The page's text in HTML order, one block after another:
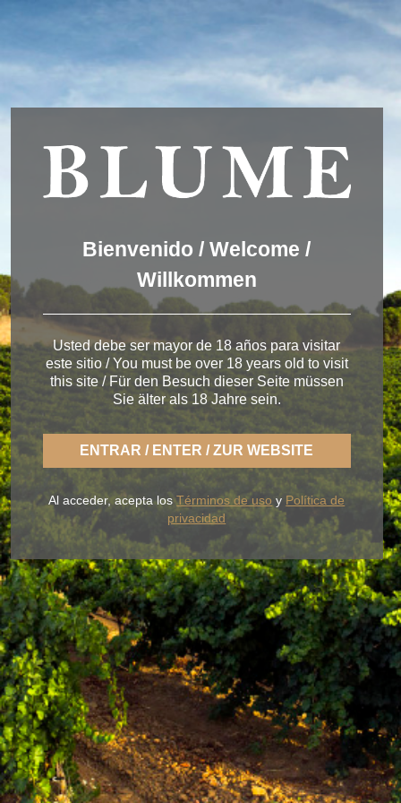
Winery Toro
< Pagos del Rey
Con BLUME disfrutas la fresca naturaleza de un
Rueda ligero,
desenfadado y siempre fiel a una
tierra fértil de sabor.
NUESTROS VINOS LA BODEGA
BLUME & GASTRO
BLUME & YOU
+34 926 32 24 00
contacto@pagosdelrey.com
Ⓒ PAGOS DEL REY-Política de privacidad -Política de cookies- Tienda
online
invitamos a aceptar. Puede informarse sobre las que estamos
utilizando o desactivarlas en
AJUSTES.
Aceptar Ajustes
Bienvenido / Welcome /
Willkommen
Usted debe ser mayor de 18 años para visitar
este sitio / You must be over 18 years old to visit
this site / Für den Besuch dieser Seite müssen
Sie älter als 18 Jahre sein.
ENTRAR / ENTER / ZUR WEBSITE
Al acceder, acepta losTérminos de uso y Política de
privacidad